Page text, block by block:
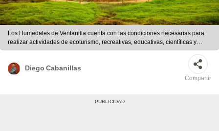
Los Humedales de Ventanilla cuenta con las condiciones necesarias para
realizar actividades de ecoturismo, recreativas, educativas, científicas y
culturales. Foto: Composición LR/ Google Maps/ Andina
Diego Cabanillas
Compartir